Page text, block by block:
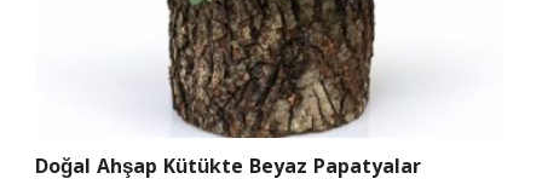
Doğal Ahşap Kütükte Beyaz Papatyalar